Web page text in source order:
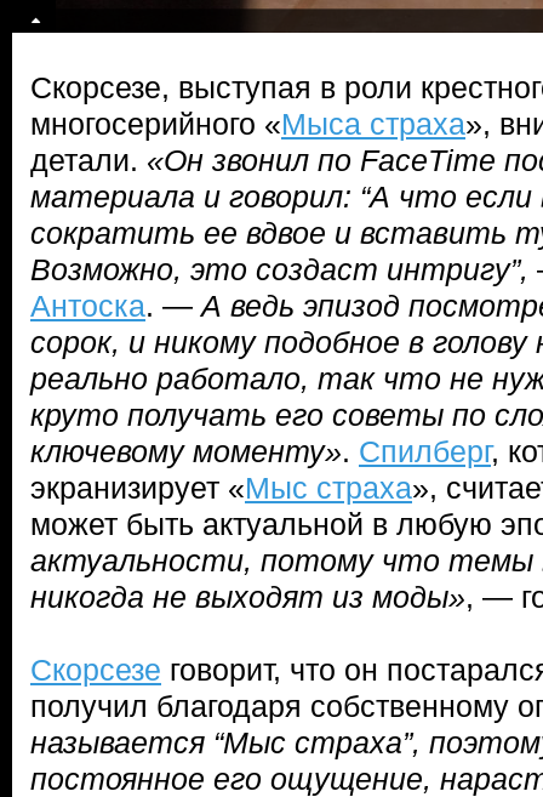
Скорсезе, выступая в роли
многосерийного «Мыса страха»,
детали. «Он звонил по FaceTime
материала и говорил: “А что если
сократить ее вдвое и вставить
Возможно, это создаст интригу”,
Антоска. —А ведь эпизод
сорок, и никому подобное в
реально работало, так что не
круто получать его советы по
ключевому моменту». Спилберг,
экранизирует «Мыс страха»,
может быть актуальной в любую
актуальности, потому что темы
никогда не выходят из моды», —
Скорсезе говорит, что он
получил благодаря собственному
называется “Мыс страха”,
постоянное его ощущение,